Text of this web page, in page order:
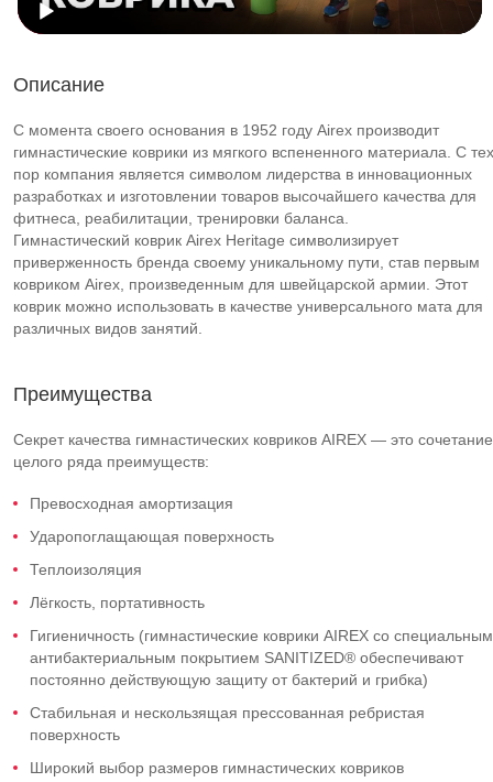
Описание
С момента своего основания в 1952 году Airex производит
гимнастические коврики из мягкого вспененного материала. С тех
пор компания является символом лидерства в инновационных
разработках и изготовлении товаров высочайшего качества для
фитнеса, реабилитации, тренировки баланса.
Гимнастический коврик Airex Heritage символизирует
приверженность бренда своему уникальному пути, став первым
ковриком Airex, произведенным для швейцарской армии. Этот
коврик можно использовать в качестве универсального мата для
различных видов занятий.
Преимущества
Секрет качества гимнастических ковриков AIREX — это сочетание
целого ряда преимуществ:
Превосходная амортизация
Ударопоглащающая поверхность
Теплоизоляция
Лёгкость, портативность
Гигиеничность (гимнастические коврики AIREX со специальным
антибактериальным покрытием SANITIZED® обеспечивают
постоянно действующую защиту от бактерий и грибка)
Стабильная и нескользящая прессованная ребристая
поверхность
Широкий выбор размеров гимнастических ковриков